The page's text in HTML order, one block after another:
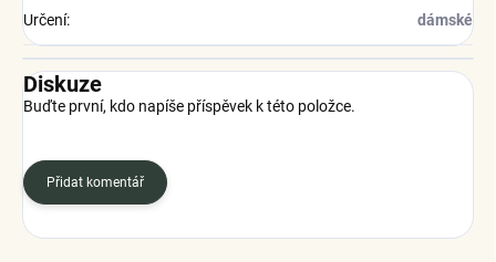
Určení: dámské
Diskuze
Buďte první, kdo napíše příspěvek k této položce.
Přidat komentář